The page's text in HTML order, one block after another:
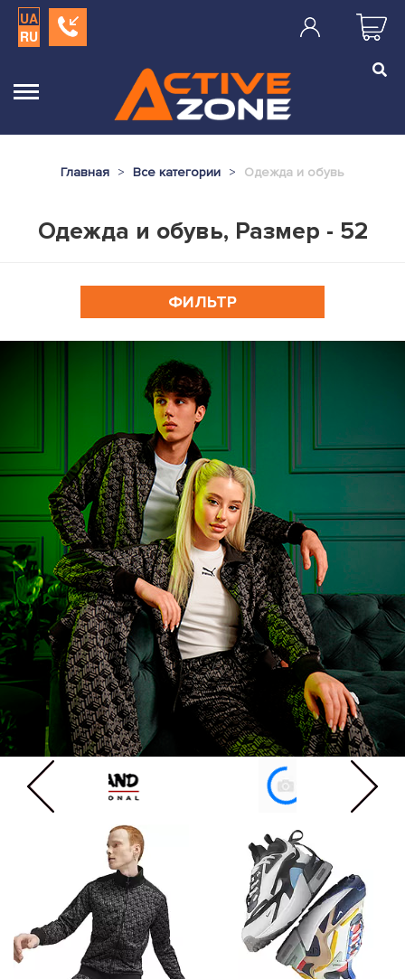
UA
RU
Главная Все категории Одежда и обувь
Одежда и обувь, Размер - 52
ФИЛЬТР